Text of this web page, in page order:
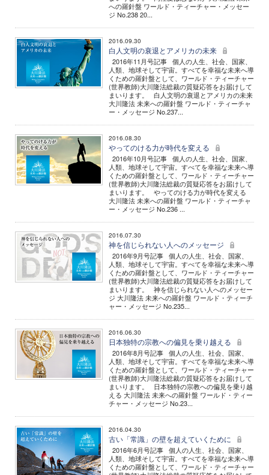
への羅針盤 ワールド・ティーチャー・メッセー
ジ No.238 20...
2016.09.30
白人文明の衰退とアメリカの未来
2016年11月号記事 個人の人生、社会、国家、
人類、地球そして宇宙。すべてを幸福な未来へ導
くための羅針盤として、ワールド・ティーチャー
(世界教師)大川隆法総裁の質疑応答をお届けして
まいります。 白人文明の衰退とアメリカの未来
大川隆法 未来への羅針盤 ワールド・ティーチャ
ー・メッセージ No.237...
2016.08.30
やってのける力が時代を変える
2016年10月号記事 個人の人生、社会、国家、
人類、地球そして宇宙。すべてを幸福な未来へ導
くための羅針盤として、ワールド・ティーチャー
(世界教師)大川隆法総裁の質疑応答をお届けして
まいります。 やってのける力が時代を変える
大川隆法 未来への羅針盤 ワールド・ティーチャ
ー・メッセージ No.236 ...
2016.07.30
神を信じられない人へのメッセージ
2016年9月号記事 個人の人生、社会、国家、
人類、地球そして宇宙。すべてを幸福な未来へ導
くための羅針盤として、ワールド・ティーチャー
(世界教師)大川隆法総裁の質疑応答をお届けして
まいります。 神を信じられない人へのメッセー
ジ 大川隆法 未来への羅針盤 ワールド・ティーチ
ャー・メッセージ No.235...
2016.06.30
日本独特の宗教への偏見を乗り越える
2016年8月号記事 個人の人生、社会、国家、
人類、地球そして宇宙。すべてを幸福な未来へ導
くための羅針盤として、ワールド・ティーチャー
(世界教師)大川隆法総裁の質疑応答をお届けして
まいります。 日本独特の宗教への偏見を乗り越
える 大川隆法 未来への羅針盤 ワールド・ティー
チャー・メッセージ No.23...
2016.04.30
古い「常識」の壁を超えていくために
2016年6月号記事 個人の人生、社会、国家、
人類、地球そして宇宙。すべてを幸福な未来へ導
くための羅針盤として、ワールド・ティーチャー